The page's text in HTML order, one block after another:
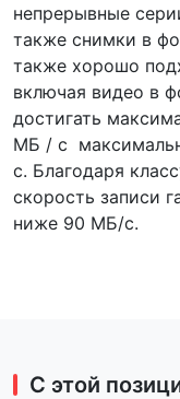
непрерывные
также снимки в
также хорошо
включая видео в
достигать
МБ / с
с. Благодаря
скорость записи
ниже 90 МБ/с.
С этой